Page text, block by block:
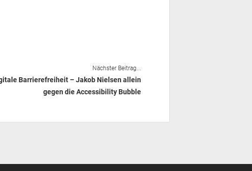
Nächster Beitrag...
Barrierefreiheit – Jakob Nielsen allein
gegen die Accessibility Bubble